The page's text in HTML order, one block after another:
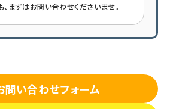
まずはお問い合わせくださいませ。
問い合わせフォーム